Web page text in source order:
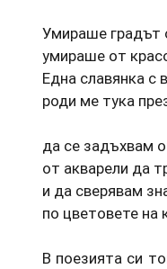
Умираше градът
умираше от
Една славянка с
роди ме тука
да се задъхвам
от акварели да
и да сверявам
по цветовете на
В поезията си